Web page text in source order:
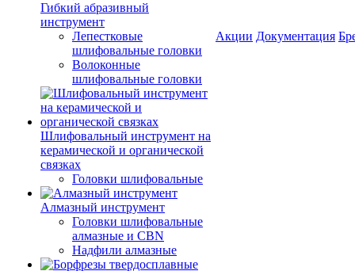
Гибкий абразивный
инструмент
Лепестковые
шлифовальные головки
Волоконные
шлифовальные головки
Шлифовальный инструмент на
керамической и органической
связках
Головки шлифовальные
Алмазный инструмент
Головки шлифовальные
алмазные и CBN
Надфили алмазные
Акции Документация